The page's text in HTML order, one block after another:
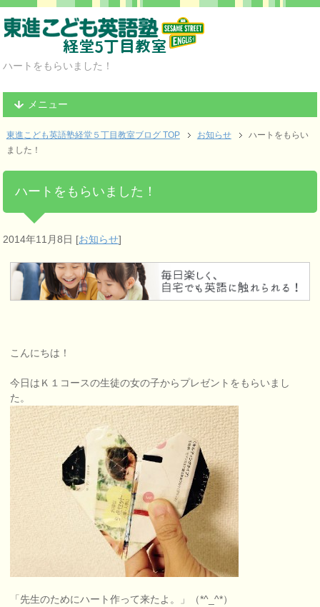
ハートをもらいました！
メニュー
東進こども英語塾経堂５丁目教室ブログ TOP お知らせ
ハートをもらい
ました！
ハートをもらいました！
2014年11月8日 [お知らせ]
こんにちは！
今日はＫ１コースの生徒の女の子からプレゼントをもらいまし
た。
「先生のためにハート作って来たよ。」（*^_^*）